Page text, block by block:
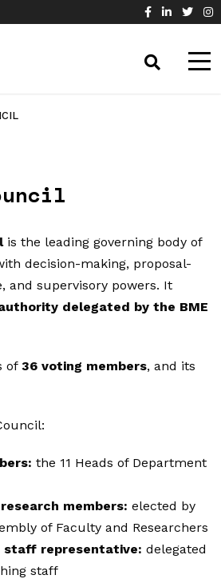
is the leading governing body of
decision-making, proposal-
and supervisory powers. It
delegated by the BME
of 36 voting members, and its
the 11 Heads of Department
members: elected by
of Faculty and Researchers
staff representative: delegated
staff